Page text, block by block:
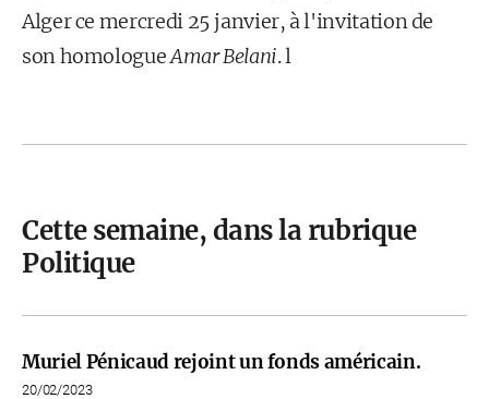
Alger ce mercredi 25 janvier, à l'invitation de
son homologueAmar Belani. l
Cette semaine, dans la rubrique
Politique
Muriel Pénicaud rejoint un fonds américain.
20/02/2023